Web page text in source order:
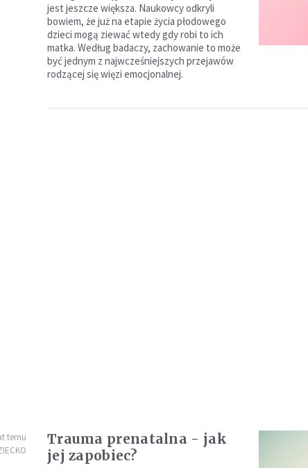
jest jeszcze większa. Naukowcy odkryli
bowiem, że już na etapie życia płodowego
dzieci mogą ziewać wtedy gdy robi to ich
matka. Według badaczy, zachowanie to może
być jednym z najwcześniejszych przejawów
rodzącej się więzi emocjonalnej.
temu
Trauma prenatalna - jak
jej zapobiec?